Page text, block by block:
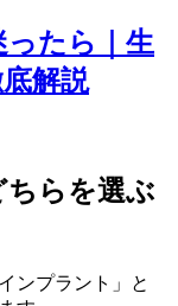
たら｜生
解説
ちらを選ぶ
ンプラント」と